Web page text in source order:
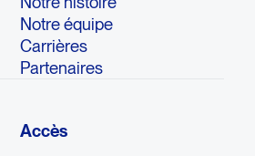
Notre équipe
Carrières
Partenaires
Accès